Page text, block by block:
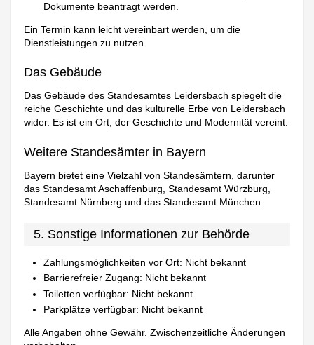
Dokumente beantragt werden.
Ein Termin kann leicht vereinbart werden, um die
Dienstleistungen zu nutzen.
Das Gebäude
Das Gebäude des Standesamtes Leidersbach spiegelt die
reiche Geschichte und das kulturelle Erbe von Leidersbach
wider. Es ist ein Ort, der Geschichte und Modernität vereint.
Weitere Standesämter in Bayern
Bayern bietet eine Vielzahl von Standesämtern, darunter
das Standesamt Aschaffenburg, Standesamt Würzburg,
Standesamt Nürnberg und das Standesamt München.
5. Sonstige Informationen zur Behörde
Zahlungsmöglichkeiten vor Ort: Nicht bekannt
Barrierefreier Zugang: Nicht bekannt
Toiletten verfügbar: Nicht bekannt
Parkplätze verfügbar: Nicht bekannt
Alle Angaben ohne Gewähr. Zwischenzeitliche Änderungen